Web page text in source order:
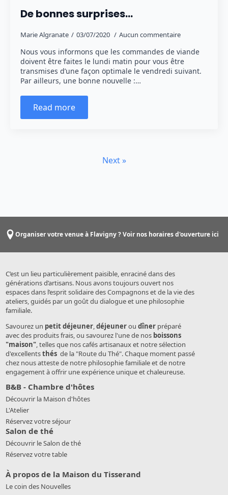
De bonnes surprises…
Marie Algranate 03/07/2020 Aucun commentaire
Nous vous informons que les commandes de viande
doivent être faites le lundi matin pour vous être
transmises d’une façon optimale le vendredi suivant.
Par ailleurs, une bonne nouvelle :…
Read more
Next »
Organiser votre venue à Flavigny ? Voir nos horaires d'ouverture ici
C’est un lieu particulièrement paisible, enraciné dans des
générations d’artisans. Nous avons toujours ouvert nos
espaces dans l’esprit solidaire des Compagnons et de la vie des
ateliers, guidés par un goût du dialogue et une philosophie
familiale.
Savourez un petit déjeuner,déjeunerou dîner préparé
avec des produits frais, ou savourez l'une de nos boissons
"maison", telles que nos cafés artisanaux et notre sélection
d'excellentsthés de la "Route du Thé". Chaque moment passé
chez nous atteste de notre philosophie familiale et de notre
engagement à offrir une expérience unique et chaleureuse.
B&B - Chambre d'hôtes
Découvrir la Maison d'hôtes
L'Atelier
Réservez votre séjour
Salon de thé
Découvrir le Salon de thé
Réservez votre table
À propos de la Maison du Tisserand
Le coin des Nouvelles